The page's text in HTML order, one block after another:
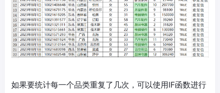
如果要统计每一个品类重复了几次，可以使用IF函数进行